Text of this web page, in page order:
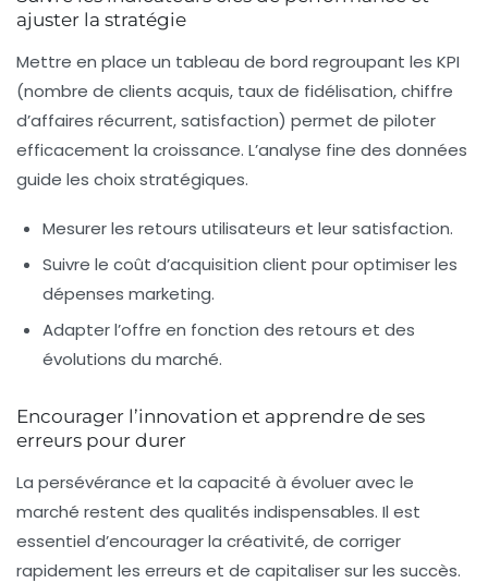
ajuster la stratégie
Mettre en place un tableau de bord regroupant les KPI
(nombre de clients acquis, taux de fidélisation, chiffre
d’affaires récurrent, satisfaction) permet de piloter
efficacement la croissance. L’analyse fine des données
guide les choix stratégiques.
Mesurer les retours utilisateurs et leur satisfaction.
Suivre le coût d’acquisition client pour optimiser les
dépenses marketing.
Adapter l’offre en fonction des retours et des
évolutions du marché.
Encourager l’innovation et apprendre de ses
erreurs pour durer
La persévérance et la capacité à évoluer avec le
marché restent des qualités indispensables. Il est
essentiel d’encourager la créativité, de corriger
rapidement les erreurs et de capitaliser sur les succès.